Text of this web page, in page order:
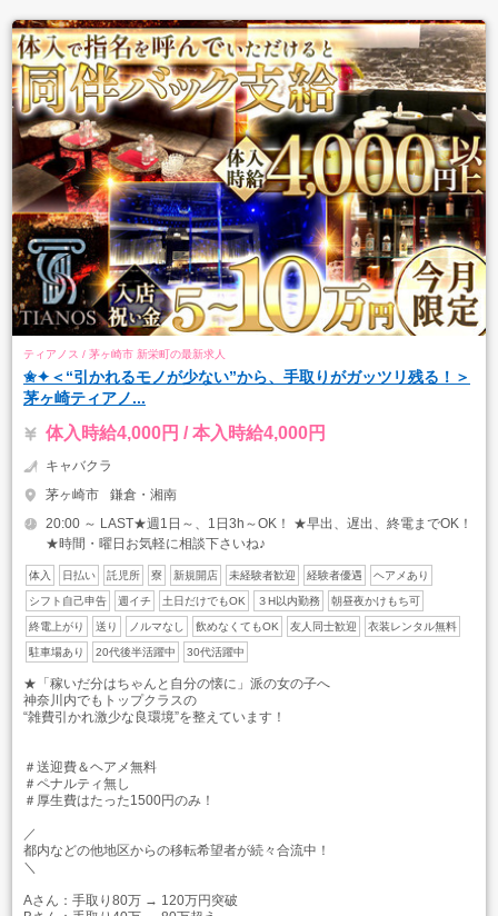
ティアノス / 茅ヶ崎市 新栄町の最新求人
✬✦＜“引かれるモノが少ない”から、手取りがガッツリ残る！＞
茅ヶ崎ティアノ...
体入時給4,000円 / 本入時給4,000円
キャバクラ
茅ヶ崎市
鎌倉・湘南
20:00 ～ LAST★週1日～、1日3h～OK！ ★早出、遅出、終電までOK！
★時間・曜日お気軽に相談下さいね♪
体入 日払い 託児所 寮 新規開店 未経験者歓迎 経験者優遇 ヘアメあり
シフト自己申告 週イチ 土日だけでもOK ３H以内勤務 朝昼夜かけもち可
終電上がり 送り ノルマなし 飲めなくてもOK 友人同士歓迎 衣装レンタル無料
駐車場あり 20代後半活躍中 30代活躍中
★「稼いだ分はちゃんと自分の懐に」派の女の子へ
神奈川内でもトップクラスの
“雑費引かれ激少な良環境”を整えています！
＃送迎費＆ヘアメ無料
＃ペナルティ無し
＃厚生費はたった1500円のみ！
／
都内などの他地区からの移転希望者が続々合流中！
＼
Aさん：手取り80万 → 120万円突破